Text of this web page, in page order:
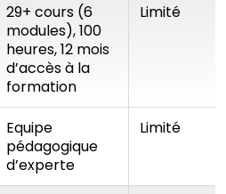
29+ cours (6
modules), 100
heures, 12 mois
d’accès à la
formation
Limité
Equipe
pédagogique
d’experte
Limité